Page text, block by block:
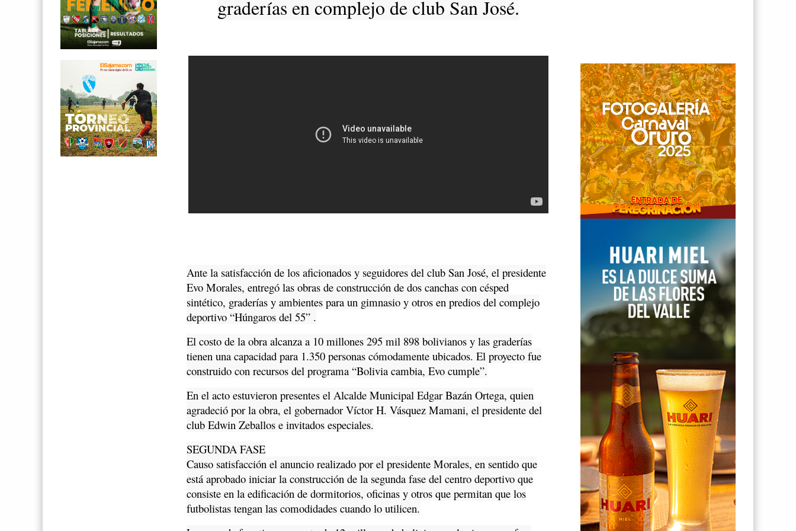
graderías en complejo de club San José.
Ante la satisfacción de los aficionados y seguidores del club San José, el presidente
Evo Morales, entregó las obras de construcción de dos canchas con césped
sintético, graderías y ambientes para un gimnasio y otros en predios del complejo
deportivo “Húngaros del 55” .
El costo de la obra alcanza a 10 millones 295 mil 898 bolivianos y las graderías
tienen una capacidad para 1.350 personas cómodamente ubicados. El proyecto fue
construido con recursos del programa “Bolivia cambia, Evo cumple”.
En el acto estuvieron presentes el Alcalde Municipal Edgar Bazán Ortega, quien
agradeció por la obra, el gobernador Víctor H. Vásquez Mamani, el presidente del
club Edwin Zeballos e invitados especiales.
SEGUNDA FASE
Causo satisfacción el anuncio realizado por el presidente Morales, en sentido que
está aprobado iniciar la construcción de la segunda fase del centro deportivo que
consiste en la edificación de dormitorios, oficinas y otros que permitan que los
futbolistas tengan las comodidades cuando lo utilicen.